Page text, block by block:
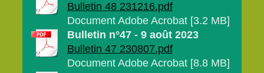
Bulletin 48 231216.pdf
Document Adobe Acrobat [3.2 MB]
Bulletin n°47 - 9 août 2023
Bulletin 47 230807.pdf
Document Adobe Acrobat [8.8 MB]